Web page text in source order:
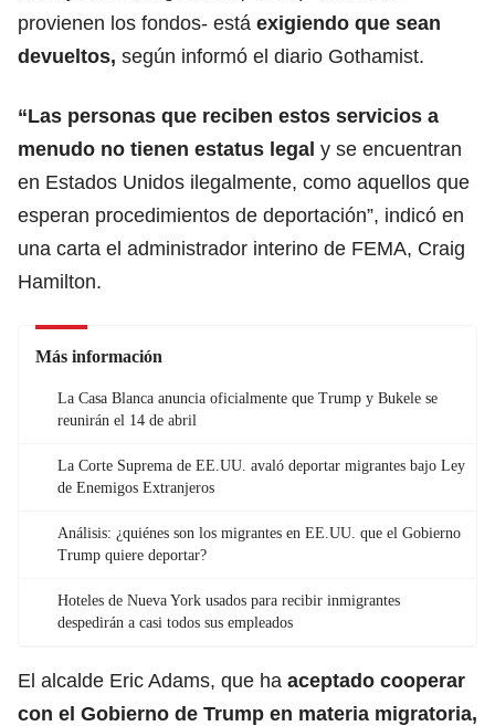
provienen los fondos- está exigiendo que sean
devueltos, según informó el diario Gothamist.
“Las personas que reciben estos servicios a
menudo no tienen estatus legal y se encuentran
en Estados Unidos ilegalmente, como aquellos que
esperan procedimientos de deportación”, indicó en
una carta el administrador interino de FEMA, Craig
Hamilton.
Más información
La Casa Blanca anuncia oficialmente que Trump y Bukele se
reunirán el 14 de abril
La Corte Suprema de EE.UU. avaló deportar migrantes bajo Ley
de Enemigos Extranjeros
Análisis: ¿quiénes son los migrantes en EE.UU. que el Gobierno
Trump quiere deportar?
Hoteles de Nueva York usados para recibir inmigrantes
despedirán a casi todos sus empleados
El alcalde Eric Adams, que ha aceptado cooperar
con el Gobierno de Trump en materia migratoria,